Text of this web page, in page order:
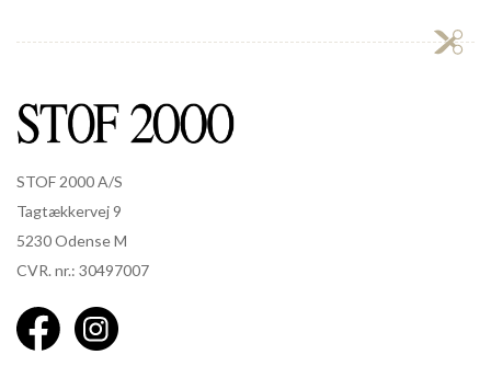
STOF 2000 A/S
Tagtækkervej 9
5230 Odense M
CVR. nr.: 30497007